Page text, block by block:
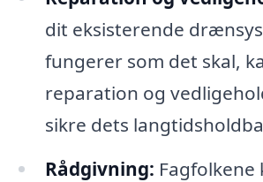
dit eksisterende
fungerer som det skal,
reparation og
sikre dets
Rådgivning: Fagfolkene